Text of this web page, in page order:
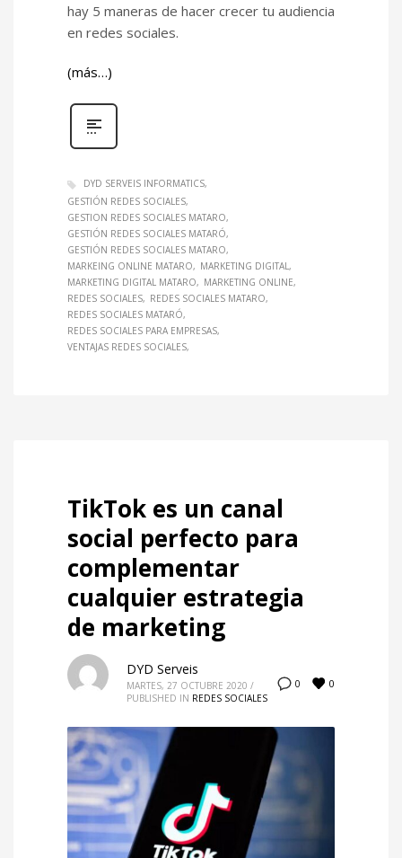
hay 5 maneras de hacer crecer tu audiencia
en redes sociales.
(más…)
DYD SERVEIS INFORMATICS
GESTIÓN REDES SOCIALES
GESTION REDES SOCIALES MATARO
GESTIÓN REDES SOCIALES MATARÓ
GESTIÓN REDES SOCIALES MATARO
MARKEING ONLINE MATARO
MARKETING DIGITAL
MARKETING DIGITAL MATARO
MARKETING ONLINE
REDES SOCIALES
REDES SOCIALES MATARO
REDES SOCIALES MATARÓ
REDES SOCIALES PARA EMPRESAS
VENTAJAS REDES SOCIALES
TikTok es un canal
social perfecto para
complementar
cualquier estrategia
de marketing
0 0
DYD Serveis
MARTES, 27 OCTUBRE 2020 /
PUBLISHED IN REDES SOCIALES